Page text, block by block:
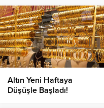
Altın Yeni Haftaya
Düşüşle Başladı!